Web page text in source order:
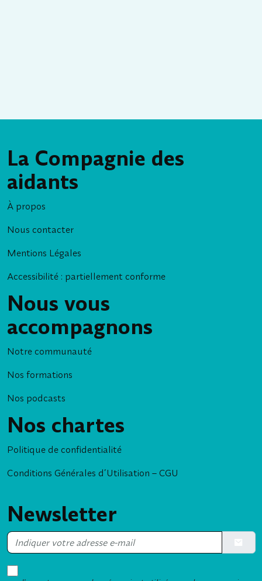
La Compagnie des
aidants
À propos
Nous contacter
Mentions Légales
Accessibilité : partiellement conforme
Nous vous
accompagnons
Notre communauté
Nos formations
Nos podcasts
Nos chartes
Politique de confidentialité
Conditions Générales d’Utilisation – CGU
Newsletter